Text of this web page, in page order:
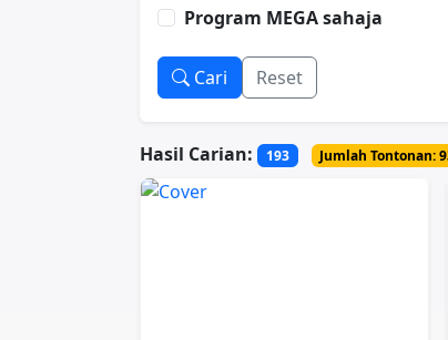
Program MEGA sahaja
Cari Reset
Hasil Carian: 193 Jumlah Tontonan: